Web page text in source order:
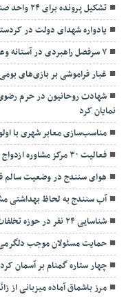
تشکیل پرونده برای ۲۴ واحد صنفی متخلف در حسین‌آباد
یادواره شهدای دولت در
۷ سرفصل راهبردی در آستانه وعده صادق ۳
غبار فراموشی بر بازی‌های
شهادت روحانیون در حرم رضوی
نمایان کرد
مناسب‌سازی معابر شهری با
فعالیت ۳۰ مرکز مشاوره ازدواج در کردستان
هوای سنندج در وضعیت سالم
آب سنندج به لحاظ بهداشتی
شناسایی ۲۴ نفر در حوزه تخلفات اداری در کردستان
حمایت مسئولان موجب
چهار ستاره گمنام بر آسمان
مرز باشماق آماده میزبانی از